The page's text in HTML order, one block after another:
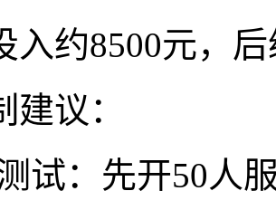
入约8500元，
议：
试：先开50人